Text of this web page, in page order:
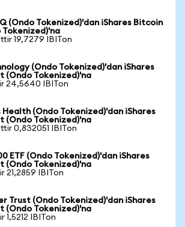
(Ondo Tokenized)'dan iShares Bitcoin
Tokenized)'na
19,7279 IBITon
(Ondo Tokenized)'dan iShares
(Ondo Tokenized)'na
24,5640 IBITon
Health (Ondo Tokenized)'dan iShares
(Ondo Tokenized)'na
0,832051 IBITon
ETF (Ondo Tokenized)'dan iShares
(Ondo Tokenized)'na
21,2859 IBITon
Trust (Ondo Tokenized)'dan iShares
(Ondo Tokenized)'na
1,5212 IBITon